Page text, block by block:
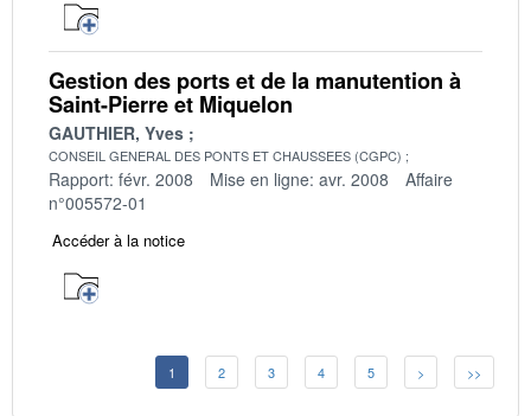
Gestion des ports et de la manutention à
Saint-Pierre et Miquelon
GAUTHIER, Yves
CONSEIL GENERAL DES PONTS ET CHAUSSEES (CGPC)
Rapport: févr. 2008 Mise en ligne: avr. 2008
Affaire
n°005572-01
Accéder à la notice
1 2 3 4 5 > >>